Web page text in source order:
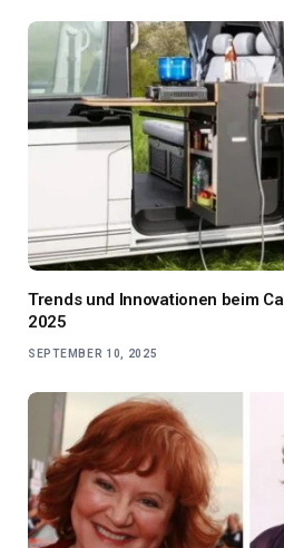
Trends und Innovationen beim
2025
SEPTEMBER 10, 2025